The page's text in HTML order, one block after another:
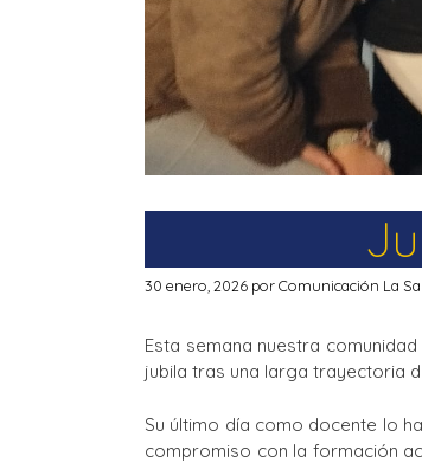
30 enero, 2026 porComunicación La
Esta semana nuestra
jubila tras una larga trayectoria
Su último día como docente lo
compromiso con la formación